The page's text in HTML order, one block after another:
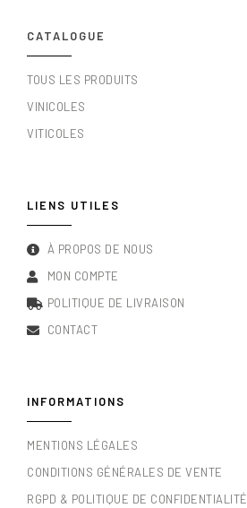
CATALOGUE
TOUS LES PRODUITS
VINICOLES
VITICOLES
LIENS UTILES
À PROPOS DE NOUS
MON COMPTE
POLITIQUE DE LIVRAISON
CONTACT
INFORMATIONS
MENTIONS LÉGALES
CONDITIONS GÉNÉRALES DE VENTE
RGPD & POLITIQUE DE CONFIDENTIALITÉ